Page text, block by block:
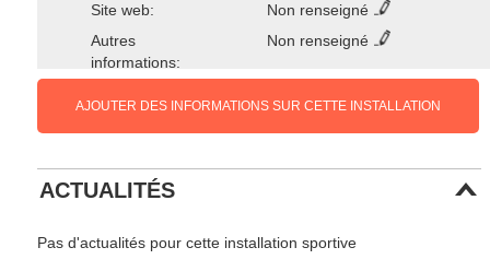
Site web:
Non renseigné
Autres
informations:
Non renseigné
AJOUTER DES INFORMATIONS SUR CETTE INSTALLATION
ACTUALITÉS
Pas d'actualités pour cette installation sportive